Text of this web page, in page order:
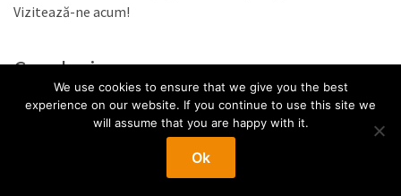
Vizitează-ne acum!
Concluzie
Automatizarea testelor este o practică care poate
îmbunătăți semnificativ calitatea și eficiența procesului de
dezvoltare software. Dacă ai parcurs acest ghid pentru
We use cookies to ensure that we give you the best
experience on our website. If you continue to use this site we
will assume that you are happy with it.
Ok